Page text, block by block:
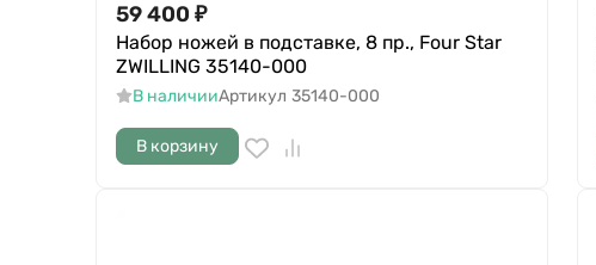
59 400 ₽
Набор ножей в подставке, 8 пр., Four Star
ZWILLING 35140-000
В наличииАртикул 35140-000
В корзину